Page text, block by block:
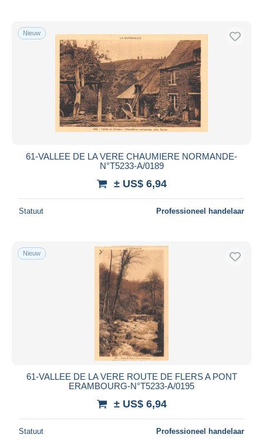
Nieuw
61-VALLEE DE LA VERE CHAUMIERE NORMANDE-
N°T5233-A/0189
± US$ 6,94
Statuut Professioneel handelaar
Nieuw
61-VALLEE DE LA VERE ROUTE DE FLERS A PONT
ERAMBOURG-N°T5233-A/0195
± US$ 6,94
Statuut Professioneel handelaar